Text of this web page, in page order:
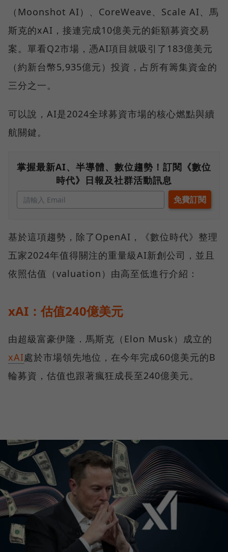
（Moonshot AI）、CoreWeave、Scale AI、馬
斯克的xAI，接連完成10億美元的鉅額募資交易
案。單看Q2市場，憑AI項目就吸引了183億美元
（約新台幣5,935億元）投資，占所有籌集資金的
三分之一。
可以說，AI是2024全球募資市場的核心燃點與續
航關鍵。
掌握最新AI、半導體、數位趨勢！訂閱《數位
時代》日報及社群活動訊息
基於這項趨勢，除了OpenAI，《數位時代》整理
五家2024年值得關注的重量級AI新創公司，並且
依照估值（valuation）由高至低進行介紹：
xAI：估值240億美元
由超級富豪伊隆．馬斯克（Elon Musk）成立的
xAI處於市場領先地位，在今年完成60億美元的B
輪募資，估值也跟著瘋狂成長至240億美元。